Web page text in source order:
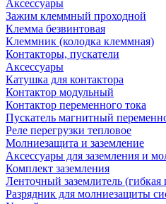
Аксессуары
Зажим клеммный проходной
Клемма безвинтовая
Клеммник (колодка клеммная)
Контакторы, пускатели
Аксессуары
Катушка для контактора
Контактор модульный
Контактор переменного тока
Пускатель магнитный
Реле перегрузки тепловое
Молниезащита и заземление
Аксессуары для заземления и
Комплект заземления
Ленточный заземлитель (гибкая
Разрядник для молниезащиты